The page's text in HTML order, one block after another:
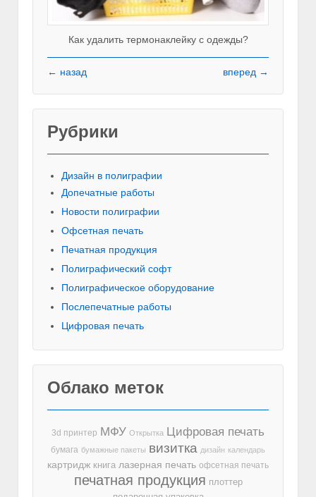
Как удалить термонаклейку с одежды?
← назад вперед →
Рубрики
Дизайн в полиграфии
Допечатные работы
Новости полиграфии
Офсетная печать
Печатная продукция
Полиграфический софт
Полиграфическое оборудование
Послепечатные работы
Цифровая печать
Облако меток
3d принтер МФУ Открытка Цифровая печать
бумага бумажные пакеты визитка дизайн календарь
картридж книга лазерная печать офсетная печать
печатная продукция плоттер